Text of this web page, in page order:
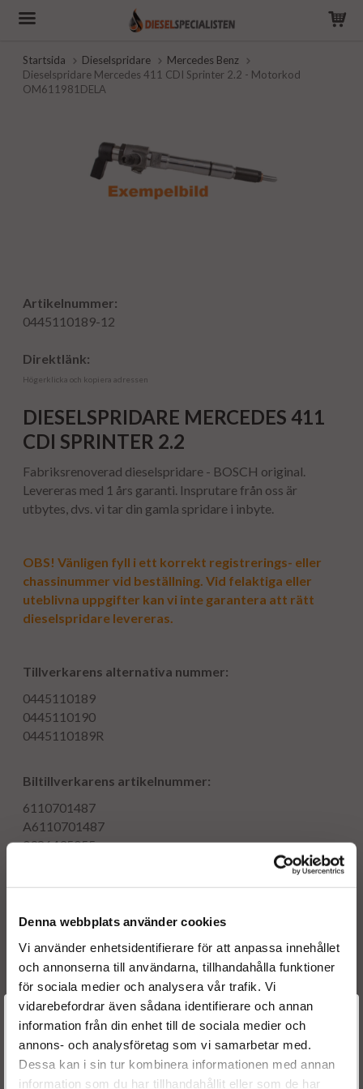
Denna webbplats använder cookies
Vi använder enhetsidentifierare för att anpassa innehållet
och annonserna till användarna, tillhandahålla funktioner
för sociala medier och analysera vår trafik. Vi
vidarebefordrar även sådana identifierare och annan
information från din enhet till de sociala medier och
annons- och analysföretag som vi samarbetar med.
Dessa kan i sin tur kombinera informationen med annan
information som du har tillhandahållit eller som de har
Startsida Dieselspridare
Mercedes Benz
Dieselspridare Mercedes 411 CDI Sprinter 2.2 - Motorkod
OM611981DELA
Artikelnummer:
0445110189-12
Direktlänk:
Högerklicka och kopiera adressen
DIESELSPRIDARE MERCEDES 411
CDI SPRINTER 2.2
Fabriksrenoverad dieselspridare - BOSCH original.
Levereras med 1 års garanti. Insprutare från oss är
utbytes, dvs. vi tar din gamla spridare i inbyte.
OBS! Vänligen fyll i ett korrekt registrerings- eller
chassinummer vid beställning. Vid felaktiga eller
uteblivna uppgifter kan vi inte garantera att rätt
dieselspridare levereras.
Tillverkarens alternativa nummer:
0445110189
0445110190
0445110189R
Biltillverkarens artikelnummer:
6110701487
A6110701487
0986435055
OM611981DELA
Tillverkningsdatum:2000 - 2006
Motorstyrka:80 kW
Motorvolym (l/ccm):2.2
Välkommen till
Dieselspecialisten.se